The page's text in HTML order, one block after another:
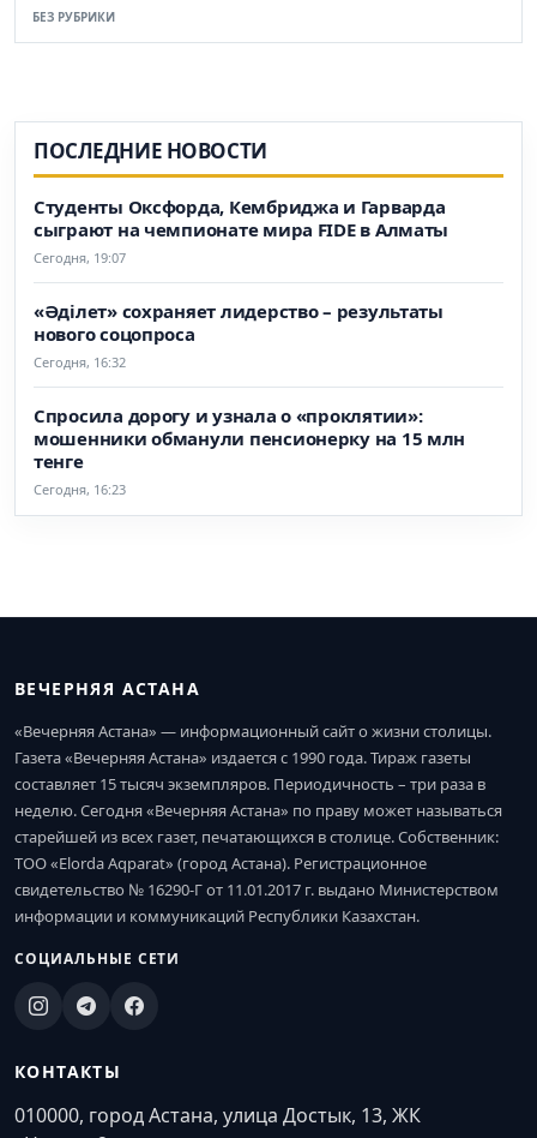
БЕЗ РУБРИКИ
ПОСЛЕДНИЕ НОВОСТИ
Студенты Оксфорда, Кембриджа и Гарварда
сыграют на чемпионате мира FIDE в Алматы
Сегодня, 19:07
«Әділет» сохраняет лидерство – результаты
нового соцопроса
Сегодня, 16:32
Спросила дорогу и узнала о «проклятии»:
мошенники обманули пенсионерку на 15 млн
тенге
Сегодня, 16:23
ВЕЧЕРНЯЯ АСТАНА
«Вечерняя Астана» — информационный сайт о жизни столицы.
Газета «Вечерняя Астана» издается с 1990 года. Тираж газеты
составляет 15 тысяч экземпляров. Периодичность – три раза в
неделю. Сегодня «Вечерняя Астана» по праву может называться
старейшей из всех газет, печатающихся в столице. Собственник:
ТОО «Elorda Aqparat» (город Астана). Регистрационное
свидетельство № 16290-Г от 11.01.2017 г. выдано Министерством
информации и коммуникаций Республики Казахстан.
СОЦИАЛЬНЫЕ СЕТИ
КОНТАКТЫ
010000, город Астана, улица Достык, 13, ЖК